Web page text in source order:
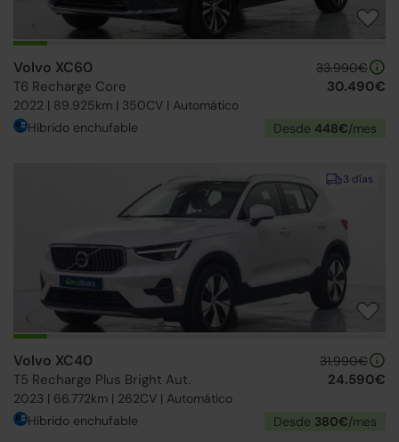
Volvo XC60
T6 Recharge Core
2022 | 89.925km | 350CV | Automático
33.990€
30.490€
Híbrido enchufable Desde 448€/mes
3 días
Volvo XC40
T5 Recharge Plus Bright Aut.
2023 | 66.772km | 262CV | Automático
31.990€
24.590€
Híbrido enchufable Desde 380€/mes